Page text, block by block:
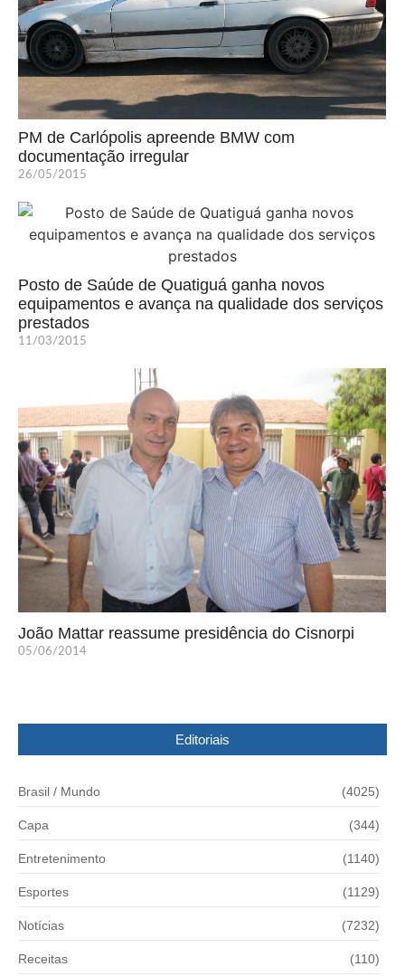
PM de Carlópolis apreende BMW com
documentação irregular
26/05/2015
Posto de Saúde de Quatiguá ganha novos
equipamentos e avança na qualidade dos serviços
prestados
11/03/2015
João Mattar reassume presidência do Cisnorpi
05/06/2014
Editoriais
Brasil / Mundo (4025)
Capa (344)
Entretenimento (1140)
Esportes (1129)
Notícias (7232)
Receitas (110)